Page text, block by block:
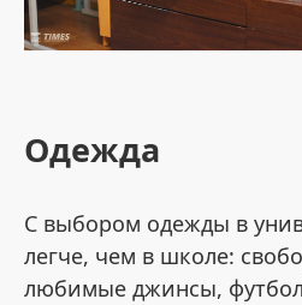
Одежда
С выбором одежды в
легче, чем в школе:
любимые джинсы,